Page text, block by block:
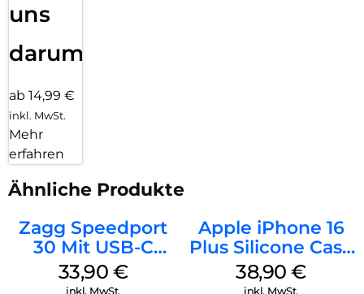
uns
darum!
ab 14,99 €
inkl. MwSt.
Mehr
erfahren
Ähnliche Produkte
Zagg Speedport
30 Mit USB-C
Kabel Weiß
33,90 €
inkl. MwSt.
Apple iPhone 16
Plus Silicone Case
MagSafe Denim
38,90€
inkl. MwSt.